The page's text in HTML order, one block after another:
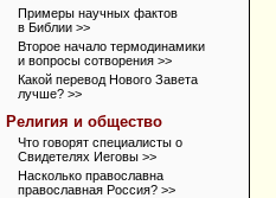
Примеры научных фактов
в Библии >>
Второе начало термодинамики
и вопросы сотворения >>
Какой перевод Нового Завета
лучше? >>
Религия и общество
Что говорят специалисты о
Свидетелях Иеговы >>
Насколько православна
православная Россия? >>